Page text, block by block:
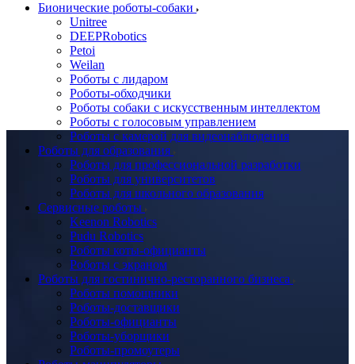
Бионические роботы-собаки
Unitree
DEEPRobotics
Petoi
Weilan
Роботы с лидаром
Роботы-обходчики
Роботы собаки с искусственным интеллектом
Роботы с голосовым управлением
Роботы с камерой для видеонаблюдения
Роботы для образования
Роботы для профессиональной разработки
Роботы для университетов
Роботы для школьного образования
Сервисные роботы
Keenon Robotics
Pudu Robotics
Роботы коты-официанты
Роботы с экраном
Роботы для гостинично-ресторанного бизнеса
Роботы помощники
Роботы-доставщики
Роботы-официанты
Роботы-уборщики
Роботы-промоутеры